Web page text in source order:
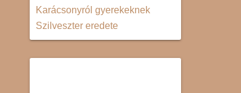
Karácsonyról gyerekeknek
Szilveszter eredete